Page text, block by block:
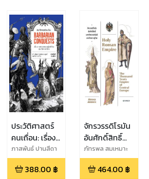
ประวัติศาสตร์
คนเถื่อน: เรื่อง
ราวของ
อนารยชนผู้
พลิกโฉม
ภาสพันธ์ ปานสีดา
388.00 ฿
จักรวรรดิโรมัน
อันศักดิ์สิทธิ์
มหาจักรวรรดิ
พันปีแห่ง
ใจกลางยุโรป
ภัทรพล สมเหมาะ
464.00 ฿